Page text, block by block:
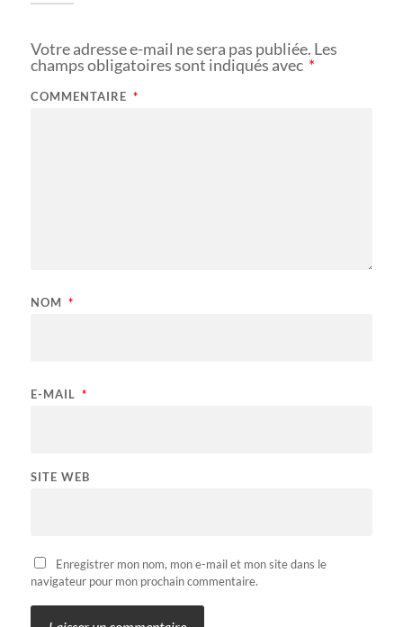
Votre adresse e-mail ne sera pas publiée. Les
champs obligatoires sont indiqués avec *
COMMENTAIRE *
NOM *
E-MAIL *
SITE WEB
Enregistrer mon nom, mon e-mail et mon site dans le
navigateur pour mon prochain commentaire.